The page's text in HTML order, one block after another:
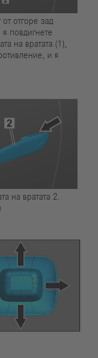
отгоре зад
повдигнете
на вратата (1),
и я
на вратата 2.